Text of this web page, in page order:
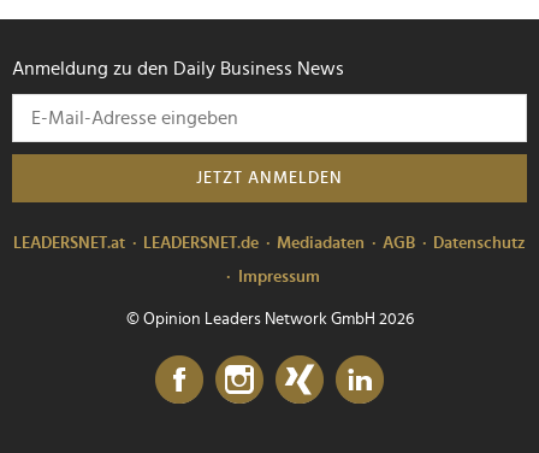
Anmeldung zu den Daily Business News
JETZT ANMELDEN
LEADERSNET.at LEADERSNET.de Mediadaten AGB
Datenschutz
Impressum
© Opinion Leaders Network GmbH 2026